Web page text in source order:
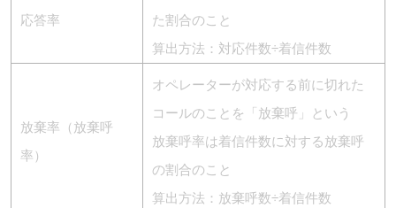
応答率
た割合のこと
算出方法：対応件数÷着信件数
放棄率（放棄呼
率）
オペレーターが対応する前に切れた
コールのことを「放棄呼」という
放棄呼率は着信件数に対する放棄呼
の割合のこと
算出方法：放棄呼数÷着信件数